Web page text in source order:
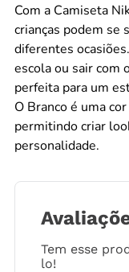
Com a Camiseta
crianças podem se
diferentes
escola ou sair com
perfeita para um
O Branco é uma
permitindo criar
personalidade.
Tem esse
lo!